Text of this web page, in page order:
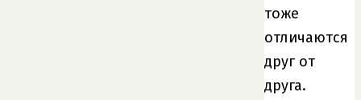
тоже
отличаются
друг от
друга.